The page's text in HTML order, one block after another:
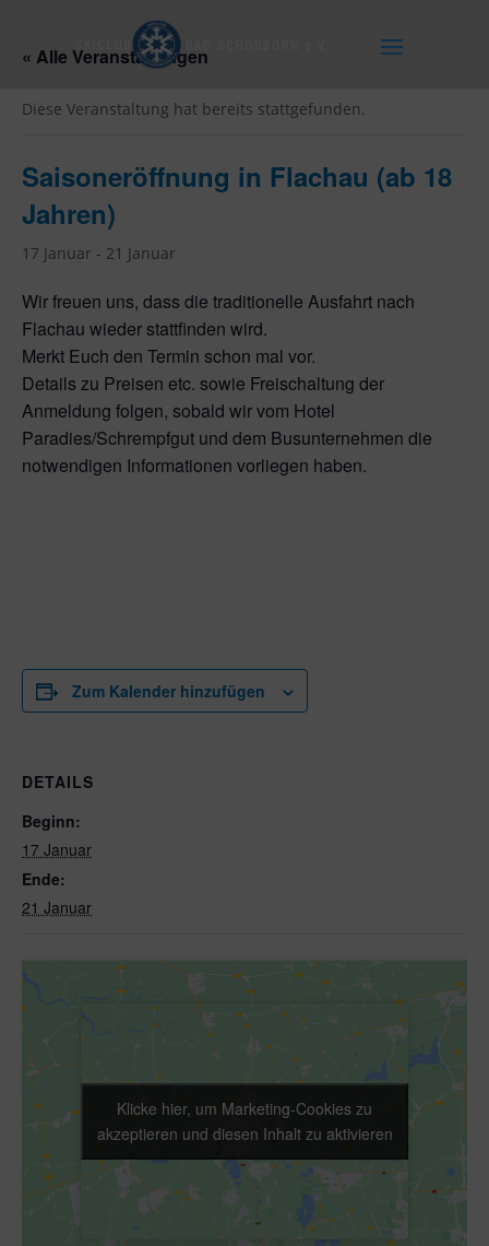
« Alle Veranstaltungen
Diese Veranstaltung hat bereits stattgefunden.
Saisoneröffnung in Flachau (ab 18
Jahren)
17 Januar - 21 Januar
Wir freuen uns, dass die traditionelle Ausfahrt nach
Flachau wieder stattfinden wird.
Merkt Euch den Termin schon mal vor.
Details zu Preisen etc. sowie Freischaltung der
Anmeldung folgen, sobald wir vom Hotel
Paradies/Schrempfgut und dem Busunternehmen die
notwendigen Informationen vorliegen haben.
Zum Kalender hinzufügen
DETAILS
Beginn:
17 Januar
Ende:
21 Januar
Klicke hier, um Marketing-Cookies zu
akzeptieren und diesen Inhalt zu aktivieren
Klicke hier, um Marketing-Cookies zu
akzeptieren und diesen Inhalt zu aktivieren